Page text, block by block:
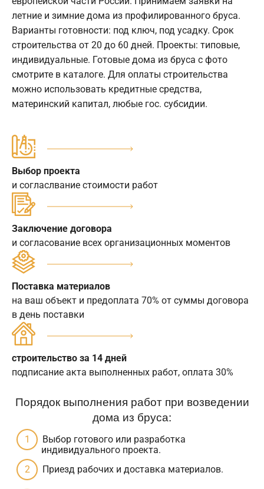
летние и зимние дома из профилированного бруса.
Варианты готовности: под ключ, под усадку. Срок
строительства от 20 до 60 дней. Проекты: типовые,
индивидуальные. Готовые дома из бруса с фото
смотрите в каталоге. Для оплаты строительства
можно использовать кредитные средства,
материнский капитал, любые гос. субсидии.
Выбор проекта
и согласлвание стоимости работ
Заключение договора
и согласование всех организационных моментов
Поставка материалов
на ваш объект и предоплата 70% от суммы договора
в день поставки
строительство за 14 дней
подписание акта выполненных работ, оплата 30%
Порядок выполнения работ при возведении
дома из бруса:
Выбор готового или разработка
индивидуального проекта.
Приезд рабочих и доставка материалов.